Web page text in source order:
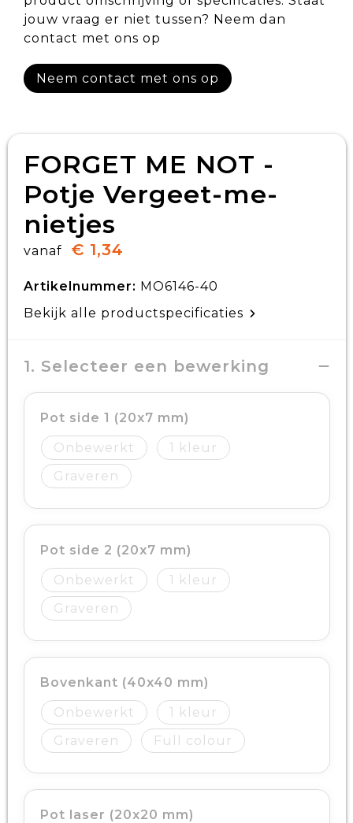
jouw vraag er niet tussen? Neem dan
contact met ons op
Neem contact met ons op
FORGET ME NOT -
Potje Vergeet-me-
nietjes
vanaf € 1,34
Artikelnummer: MO6146-40
Bekijk alle productspecificaties
1. Selecteer een bewerking
Pot side 1 (20x7 mm)
Onbewerkt
1
Graveren
Pot side 2 (20x7 mm)
Onbewerkt
1
Graveren
Bovenkant (40x40 mm)
Onbewerkt
1
Graveren
Full colour
Pot laser (20x20 mm)